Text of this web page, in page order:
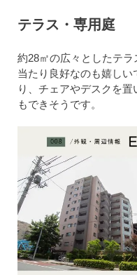
テラス・専用庭
約28㎡の広々としたテ
当たり良好なのも嬉し
り、チェアやデスクを
もできそうです。